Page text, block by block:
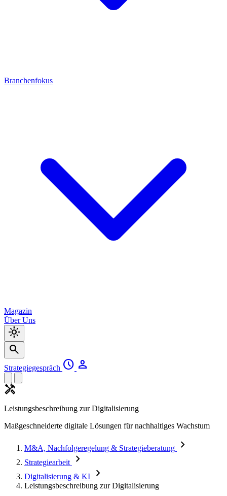
Branchenfokus
Magazin
Über Uns
light_mode
search
Strategiegespräch schedule person
handyman
Leistungsbeschreibung zur Digitalisierung
Maßgeschneiderte digitale Lösungen für nachhaltiges Wachstum
M&A, Nachfolgeregelung & Strategieberatung chevron_right
Strategiearbeit chevron_right
Digitalisierung & KI chevron_right
Leistungsbeschreibung zur Digitalisierung